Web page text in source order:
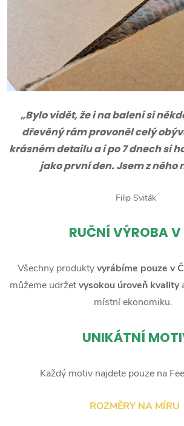
„Bylo vidět, že i na balení si
dřevěný rám provoněl celý
krásném detailu a i po 7 dnech si
jako první den. Jsem z něho
Filip Sviták
RUČNÍ VÝROBA V
Všechny produktyvyrábíme pouze v
můžeme udržetvysokou úroveň kvality
místní ekonomiku.
UNIKÁTNÍ
Každý motiv najdete pouze na
ROZMĚRY NA MÍRU